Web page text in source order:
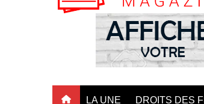
LA UNE DROITS DES